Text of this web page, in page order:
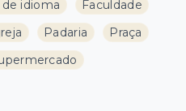
de idioma
Faculdade
Padaria
Praça